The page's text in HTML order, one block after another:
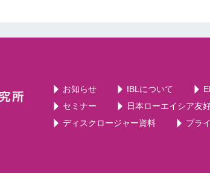
お知らせ IBLについて
セミナー
日本ローエイシア友
ディスクロージャー資料
プラ